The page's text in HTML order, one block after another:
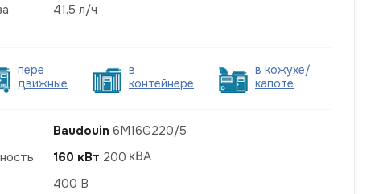
41,5 л/ч
пере
движные
в
контейнере
в кожухе/
капоте
Baudouin 6M16G220/5
160 кВт 200
400 В